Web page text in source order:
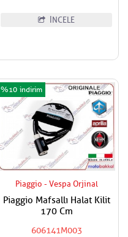
İNCELE
Piaggio - Vespa Orjinal
Piaggio Mafsallı Halat Kilit
170 Cm
606141M003
%10